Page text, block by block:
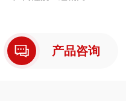
产品咨询